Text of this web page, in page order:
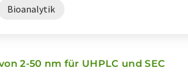
Bioanalytik
2-50 nm für UHPLC und SEC